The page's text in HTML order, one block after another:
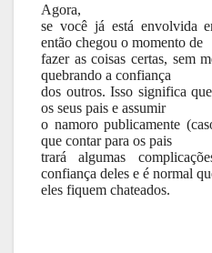
Agora,
se você já está envolvida
então chegou o momento de
fazer as coisas certas, sem
quebrando a confiança
dos outros. Isso significa
os seus pais e assumir
o namoro publicamente
que contar para os pais
trará algumas
confiança deles e é normal
eles fiquem chateados.